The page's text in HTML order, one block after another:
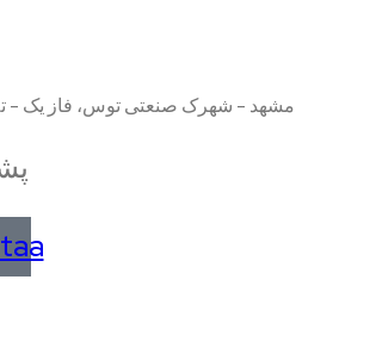
مشهد - شهرک صنعتی توس، فاز یک -